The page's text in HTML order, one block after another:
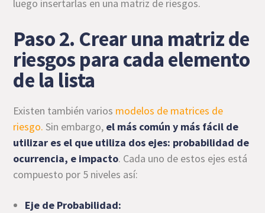
luego insertarlas en una matriz de riesgos.
Paso 2. Crear una matriz de
riesgos para cada elemento
de la lista
Existen también varios modelos de matrices de
riesgo. Sin embargo, el más común y más fácil de
utilizar es el que utiliza dos ejes: probabilidad de
ocurrencia, e impacto. Cada uno de estos ejes está
compuesto por 5 niveles así:
Eje de Probabilidad: